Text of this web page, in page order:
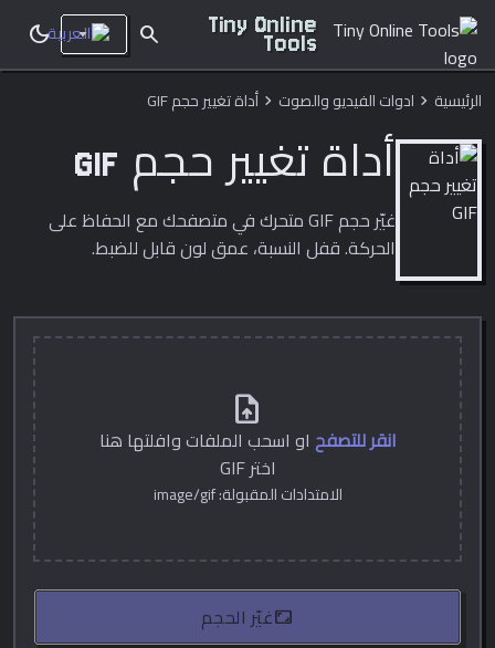
Tiny Online
Tools
search
dark_mode
الرئيسية chevron_right ادوات الفيديو والصوت chevron_right أداة تغيير حجم GIF
أداة تغيير حجم GIF
غيّر حجم GIF متحرك في متصفحك مع الحفاظ على
الحركة. قفل النسبة، عمق لون قابل للضبط.
upload_file
انقر للتصفح او اسحب الملفات وافلتها هنا
اختر GIF
الامتدادات المقبولة: image/gif
aspect_ratioغيّر الحجم